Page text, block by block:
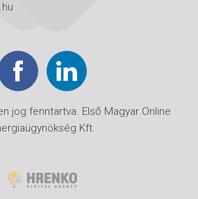
jog fenntartva. Első Magyar Online
Kft.